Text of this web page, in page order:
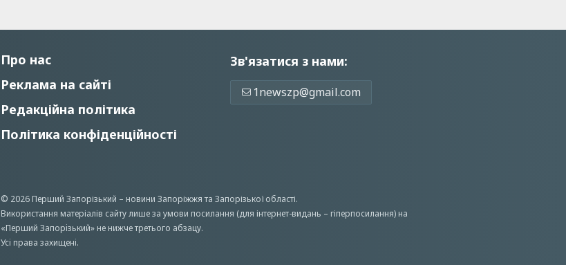
Про нас
Реклама на сайті
Редакційна політика
Політика конфіденційності
Зв'язатися з нами:
1newszp@gmail.com
© 2026 Перший Запорізький – новини Запоріжжята Запорізької області.
Використання матеріалів сайту лише за умови посилання (для інтернет-видань – гіперпосилання) на
«Перший Запорiзький» не нижче третього абзацу.
Усi права захищенi.